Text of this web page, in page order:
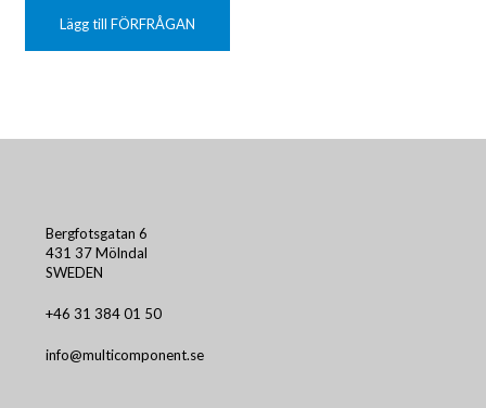
Lägg till FÖRFRÅGAN
Bergfotsgatan 6
431 37 Mölndal
SWEDEN
+46 31 384 01 50
info@multicomponent.se